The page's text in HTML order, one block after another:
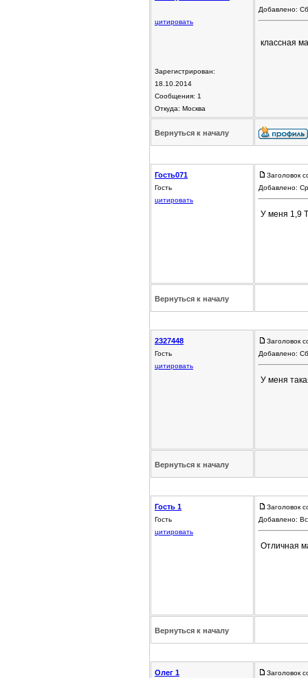
цитировать
Зарегистрирован:
18.10.2014
Сообщения: 1
Откуда: Москва
Добавлено:
классная
Вернуться к началу
Гость071
Гость
цитировать
Заголовок
Добавлено:
У меня 1,9
Вернуться к началу
2327448
Гость
цитировать
Заголовок
Добавлено:
У меня
Вернуться к началу
Гость 1
Гость
цитировать
Заголовок
Добавлено:
Отличная
Вернуться к началу
Олег 1
Заголовок